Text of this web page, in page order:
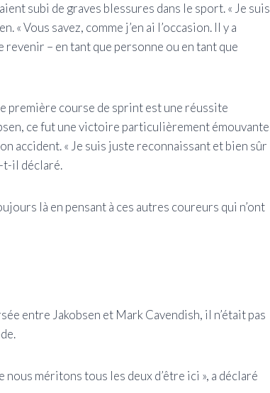
subi de graves blessures dans le sport. « Je suis
« Vous savez, comme j’en ai l’occasion. Il y a
revenir – en tant que personne ou en tant que
première course de sprint est une réussite
ce fut une victoire particulièrement émouvante
accident. « Je suis juste reconnaissant et bien sûr
t-il déclaré.
là en pensant à ces autres coureurs qui n’ont
entre Jakobsen et Mark Cavendish, il n’était pas
méritons tous les deux d’être ici », a déclaré